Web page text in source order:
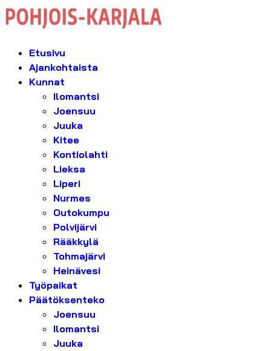
Etusivu
Ajankohtaista
Kunnat
Ilomantsi
Joensuu
Juuka
Kitee
Kontiolahti
Lieksa
Liperi
Nurmes
Outokumpu
Polvijärvi
Rääkkylä
Tohmajärvi
Heinävesi
Työpaikat
Päätöksenteko
Joensuu
Ilomantsi
Juuka